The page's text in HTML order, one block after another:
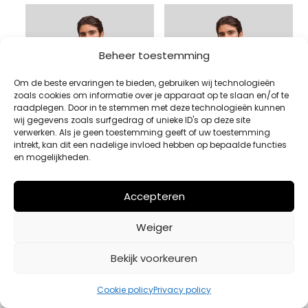
Beheer toestemming
Om de beste ervaringen te bieden, gebruiken wij technologieën
zoals cookies om informatie over je apparaat op te slaan en/of te
raadplegen. Door in te stemmen met deze technologieën kunnen
wij gegevens zoals surfgedrag of unieke ID's op deze site
verwerken. Als je geen toestemming geeft of uw toestemming
intrekt, kan dit een nadelige invloed hebben op bepaalde functies
en mogelijkheden.
Accepteren
Weiger
Bekijk voorkeuren
Cookie policyPrivacy policy
OVERSHIRT NN.07 NAVY
Oorspronkelijke
Huidige
is:
Bekijk product
OVERSHIRT NN.07 BRUIN
Bekijk product